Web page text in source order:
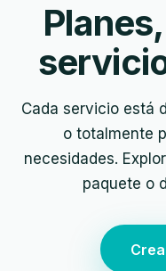
Cada servicio está
o totalmente
necesidades.
paquete o